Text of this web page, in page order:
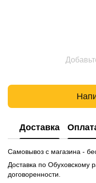
Доставка
Самовывоз с магазина -
Доставка по Обуховскому
договоренности.